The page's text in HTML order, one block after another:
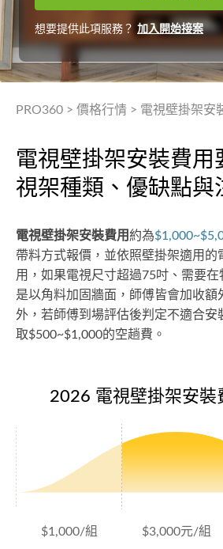
想要提供此項服務？加入開始接案
PRO360 > 價格行情 > 電視壁掛架安
電視壁掛架安裝費用
視架種類、優缺點與
電視壁掛架安裝費用約為
帶料方式報價，並依照壁掛架適用的
用，如果電視尺寸超過75吋、需要
是以角料加固牆面，師傅皆會加收額
外，若師傅到場評估後判定不適合安
取$500~$1,000的空趟費。
2026 電視壁掛架安裝
$1,000/組 $3,000元/組